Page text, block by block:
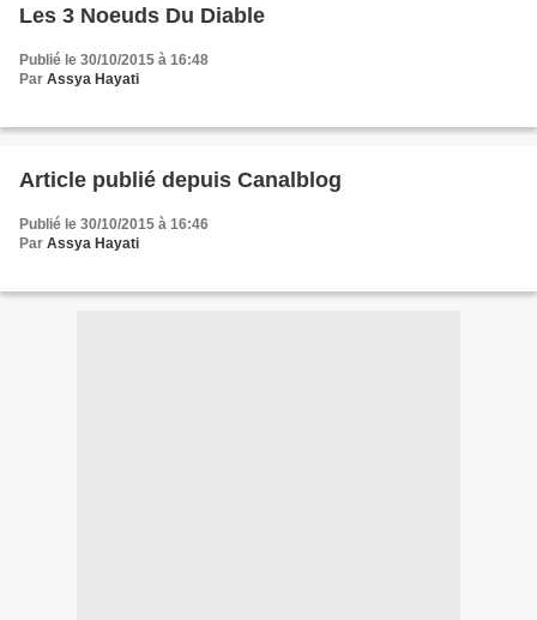
Les 3 Noeuds Du Diable
Publié le 30/10/2015 à 16:48
Par Assya Hayati
Article publié depuis Canalblog
Publié le 30/10/2015 à 16:46
Par Assya Hayati